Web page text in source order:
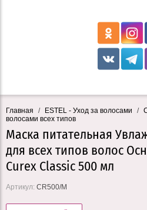
Главная / ESTEL - Уход за волосами /
волосами всех типов
Маска питательная
для всех типов волос
Curex Classic 500 мл
Артикул: CR500/M